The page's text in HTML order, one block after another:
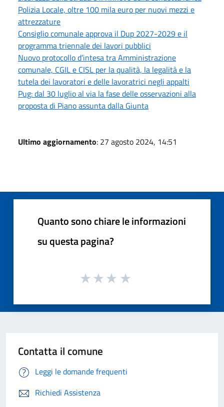
Polizia Locale, oltre 100 mila euro per nuovi mezzi e
attrezzature
Consiglio comunale approva il Dup 2027-2029 e il
programma triennale dei lavori pubblici
Nuovo protocollo d’intesa tra Amministrazione
comunale, CGIL e CISL per la qualità, la legalità e la
tutela dei lavoratori e delle lavoratrici negli appalti
Pug: dal 30 luglio al via la fase delle osservazioni alla
proposta di Piano assunta dalla Giunta
Ultimo aggiornamento: 27 agosto 2024, 14:51
Quanto sono chiare le informazioni
su questa pagina?
Contatta il comune
Leggi le domande frequenti
Richiedi Assistenza